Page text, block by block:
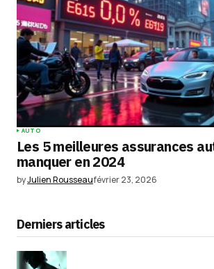
AUTO
Les 5 meilleures assurances
manquer en 2024
byJulien Rousseaufévrier 23, 2026
Derniers articles